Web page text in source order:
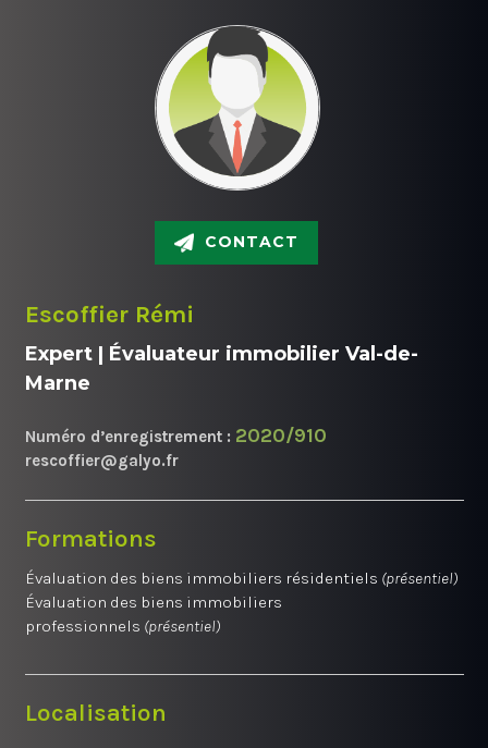
CONTACT
Escoffier Rémi
Expert | Évaluateur immobilier Val-de-
Marne
Numéro d’enregistrement : 2020/910
rescoffier@galyo.fr
Formations
Évaluation des biens immobiliers résidentiels (présentiel)
Évaluation des biens immobiliers
professionnels (présentiel)
Localisation